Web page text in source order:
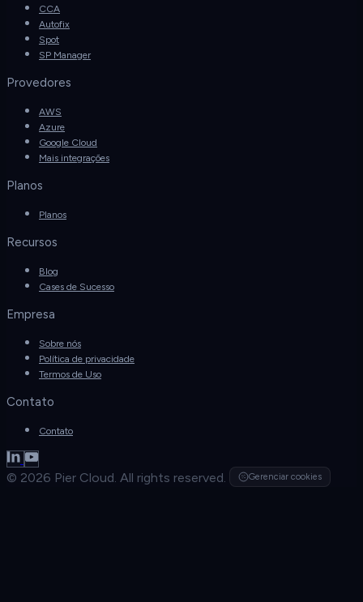
CCA
Autofix
Spot
SP Manager
Provedores
AWS
Azure
Google Cloud
Mais integrações
Planos
Planos
Recursos
Blog
Cases de Sucesso
Empresa
Sobre nós
Política de privacidade
Termos de Uso
Contato
Contato
© 2026 Pier Cloud. All rights reserved. Gerenciar cookies